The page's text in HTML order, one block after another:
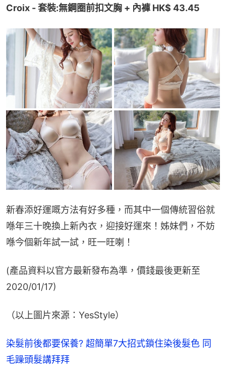
Croix - 套裝:無鋼圈前扣文胸 + 內褲 HK$ 43.45
新春添好運嘅方法有好多種，而其中一個傳統習俗就
喺年三十晚換上新內衣，迎接好運來！姊妹們，不妨
喺今個新年試一試，旺一旺喇！
(產品資料以官方最新發布為準，價錢最後更新至
2020/01/17)
（以上圖片來源：YesStyle）
染髮前後都要保養? 超簡單7大招式鎖住染後髮色 同
毛躁頭髮講拜拜